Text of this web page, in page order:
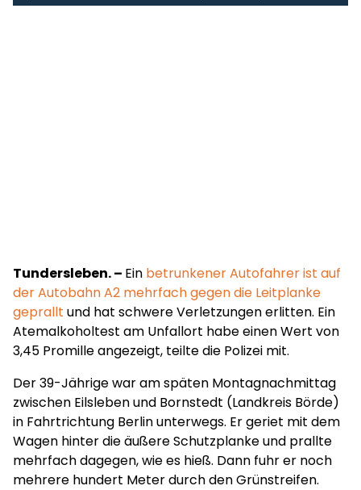
Tundersleben. – Ein betrunkener Autofahrer ist auf
der Autobahn A2 mehrfach gegen die Leitplanke
geprallt und hat schwere Verletzungen erlitten. Ein
Atemalkoholtest am Unfallort habe einen Wert von
3,45 Promille angezeigt, teilte die Polizei mit.
Der 39-Jährige war am späten Montagnachmittag
zwischen Eilsleben und Bornstedt (Landkreis Börde)
in Fahrtrichtung Berlin unterwegs. Er geriet mit dem
Wagen hinter die äußere Schutzplanke und prallte
mehrfach dagegen, wie es hieß. Dann fuhr er noch
mehrere hundert Meter durch den Grünstreifen.